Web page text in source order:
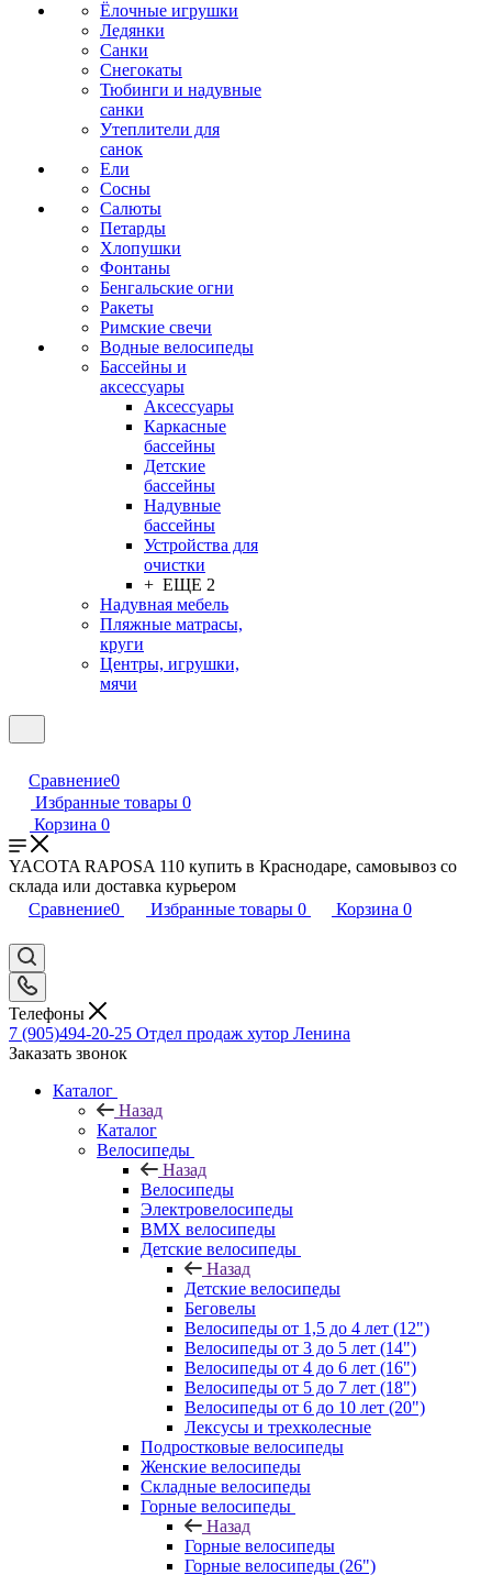
Ёлочные игрушки
Ледянки
Санки
Снегокаты
Тюбинги и надувные
санки
Утеплители для
санок
Ели
Сосны
Салюты
Петарды
Хлопушки
Фонтаны
Бенгальские огни
Ракеты
Римские свечи
Водные велосипеды
Бассейны и
аксессуары
Аксессуары
Каркасные
бассейны
Детские
бассейны
Надувные
бассейны
Устройства для
очистки
+ ЕЩЕ 2
Надувная мебель
Пляжные матрасы,
круги
Центры, игрушки,
мячи
Сравнение0
Избранные товары 0
Корзина 0
YACOTA RAPOSA 110 купить в Краснодаре, самовывоз со
склада или доставка курьером
Сравнение0 Избранные товары 0 Корзина 0
Телефоны
7 (905)494-20-25 Отдел продаж хутор Ленина
Заказать звонок
Каталог
Назад
Каталог
Велосипеды
Назад
Велосипеды
Электровелосипеды
BMX велосипеды
Детские велосипеды
Назад
Детские велосипеды
Беговелы
Велосипеды от 1,5 до 4 лет (12")
Велосипеды от 3 до 5 лет (14")
Велосипеды от 4 до 6 лет (16")
Велосипеды от 5 до 7 лет (18")
Велосипеды от 6 до 10 лет (20")
Лексусы и трехколесные
Подростковые велосипеды
Женские велосипеды
Складные велосипеды
Горные велосипеды
Назад
Горные велосипеды
Горные велосипеды (26")